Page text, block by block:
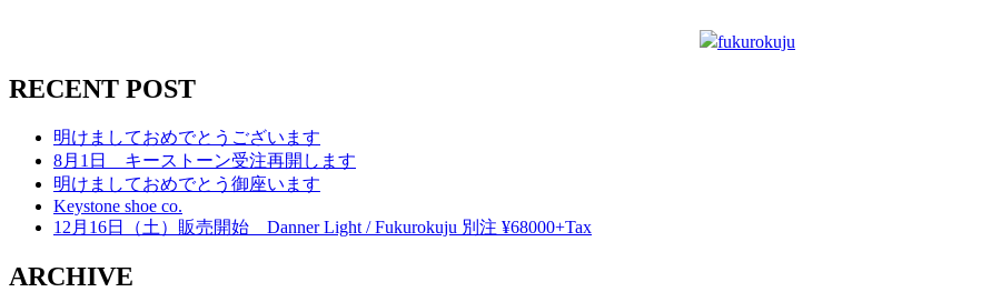
fukurokuju
RECENT POST
明けましておめでとうございます
8月1日 キーストーン受注再開します
明けましておめでとう御座います
Keystone shoe co.
12月16日（土）販売開始 Danner Light / Fukurokuju 別注 ¥68000+Tax
ARCHIVE